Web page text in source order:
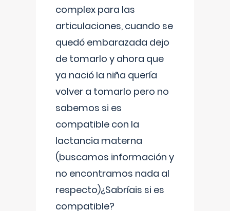
complex para las
articulaciones, cuando se
quedó embarazada dejo
de tomarlo y ahora que
ya nació la niña quería
volver a tomarlo pero no
sabemos si es
compatible con la
lactancia materna
(buscamos información y
no encontramos nada al
respecto)¿Sabríais si es
compatible?